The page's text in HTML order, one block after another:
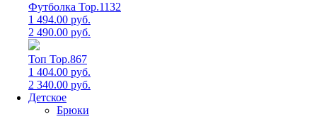
Футболка Top.1132
1 494.00 руб.
2 490.00 руб.
Топ Top.867
1 404.00 руб.
2 340.00 руб.
Детское
Брюки